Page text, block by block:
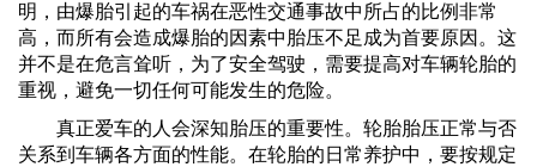
明，由爆胎引起的车祸在恶性交通事故中所占的比例非常
高，而所有会造成爆胎的因素中胎压不足成为首要原因。这
并不是在危言耸听，为了安全驾驶，需要提高对车辆轮胎的
重视，避免一切任何可能发生的危险。
真正爱车的人会深知胎压的重要性。轮胎胎压正常与否
关系到车辆各方面的性能。在轮胎的日常养护中，要按规定